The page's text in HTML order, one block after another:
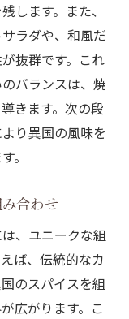
な可能性
しい魅力
肉レシピ
との味
作焼肉
な食感
アイデア
なディナー
楽と雰囲気
します。また、
ラダや、和風だ
抜群です。これ
バランスは、焼
きます。次の段
り異国の風味を
。
合わせ
、ユニークな組
ば、伝統的なカ
のスパイスを組
広がります。こ